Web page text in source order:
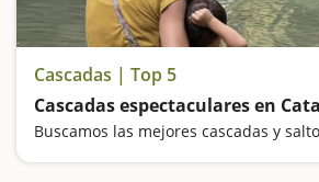
Cascadas | Top 5
Cascadas espectaculares en